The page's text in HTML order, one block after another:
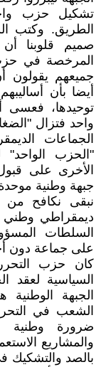
تشكيل حزب
الطريق. وكتب
صميم قلوبنا أن
المرخصة في
جميعهم يقولون
أيضا بأن
توحيدها، فعسى
واحد فتزال
الجماعات
"الحزب
الأخرى على
جبهة وطنية
نبقى نكافح
ديمقراطي
السلطات
على جماعة دون
كان حزب التحرر
السياسية لعقد
الجبهة
الشعب في التحرر
ضرورة وطنية
والمشاريع
بالصد والتشكيك